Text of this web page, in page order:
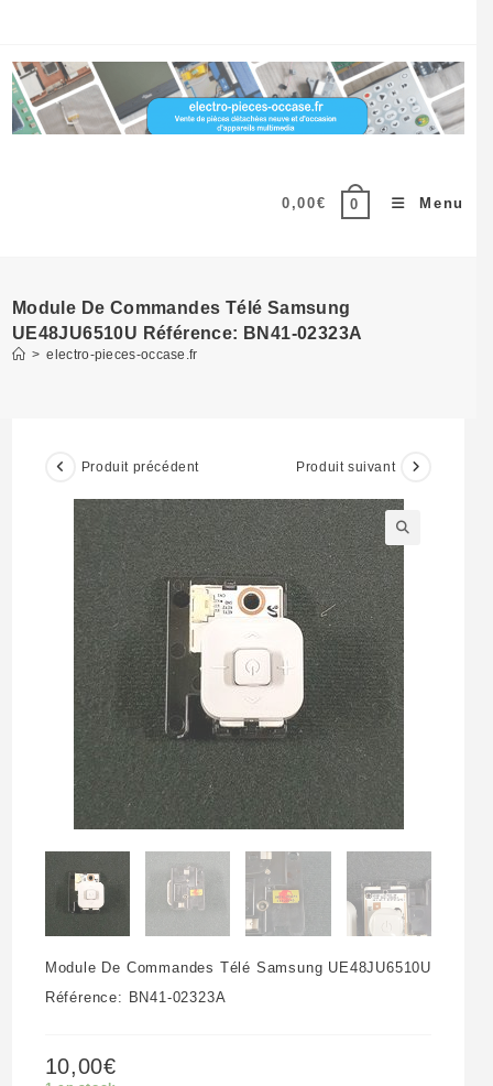
content
0,00€ 0 Menu
Module De Commandes Télé Samsung
UE48JU6510U Référence: BN41-02323A
> electro-pieces-occase.fr
Produit précédent Produit suivant
🔍
Module De Commandes Télé Samsung UE48JU6510U
Référence: BN41-02323A
10,00€